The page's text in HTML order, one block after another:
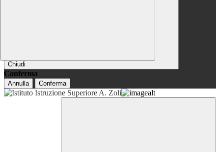
Chiudi
Conferma
Annulla Conferma